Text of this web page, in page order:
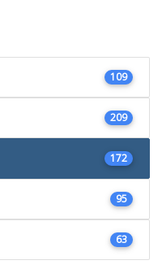
109
209
172
95
63